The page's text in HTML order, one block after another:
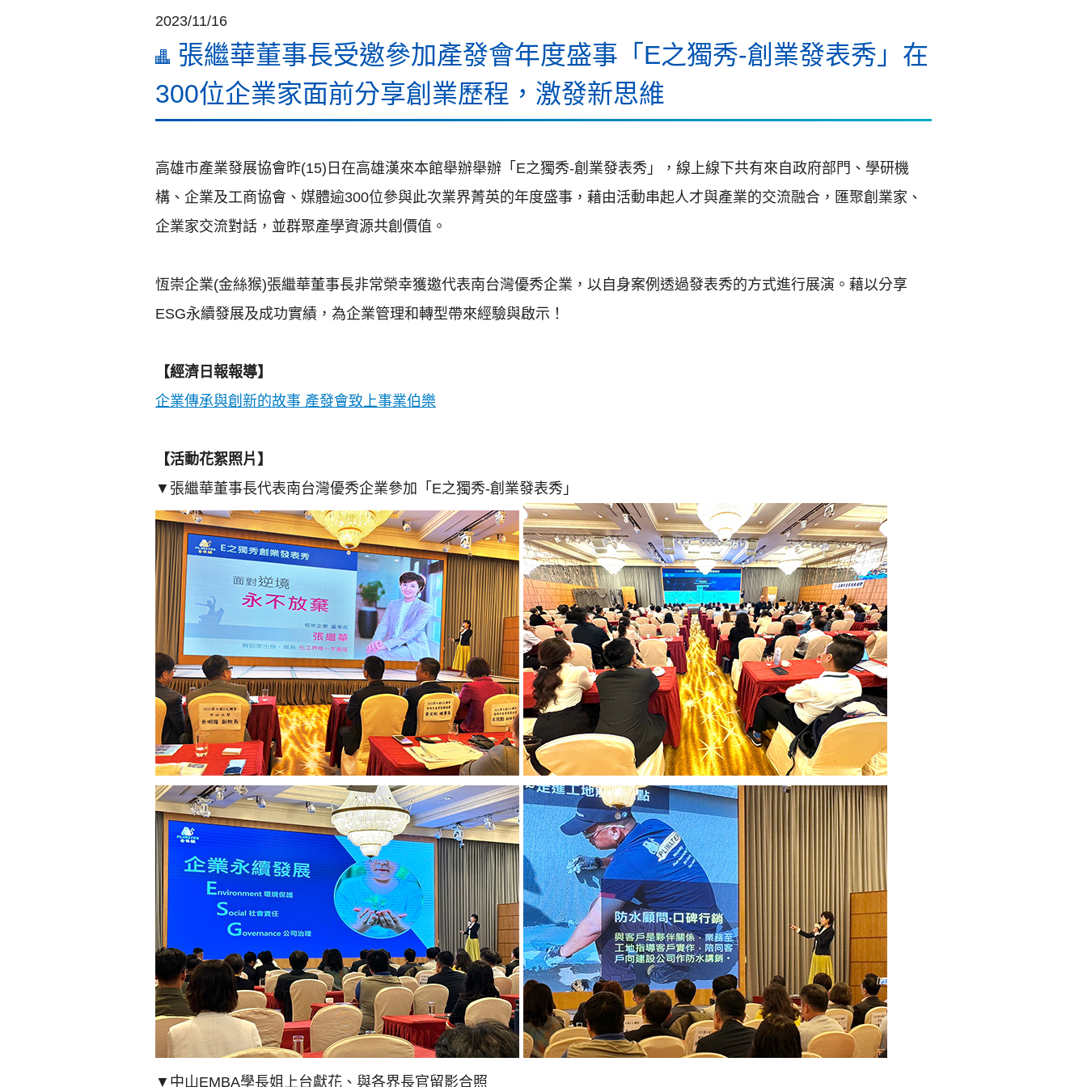
2023/11/16
張繼華董事長受邀參加產發會年度盛事「E之獨秀-創業發表秀」在
300位企業家面前分享創業歷程，激發新思維
高雄市產業發展協會昨(15)日在高雄漢來本館舉辦舉辦「E之獨秀-創業發表秀」，線上線下共有來自政府部門、學研機
構、企業及工商協會、媒體逾300位參與此次業界菁英的年度盛事，藉由活動串起人才與產業的交流融合，匯聚創業家、
企業家交流對話，並群聚產學資源共創價值。
恆崇企業(金絲猴)張繼華董事長非常榮幸獲邀代表南台灣優秀企業，以自身案例透過發表秀的方式進行展演。藉以分享
ESG永續發展及成功實績，為企業管理和轉型帶來經驗與啟示！
【經濟日報報導】
企業傳承與創新的故事 產發會致上事業伯樂
【活動花絮照片】
▼張繼華董事長代表南台灣優秀企業參加「E之獨秀-創業發表秀」
▼中山EMBA學長姐上台獻花、與各界長官留影合照